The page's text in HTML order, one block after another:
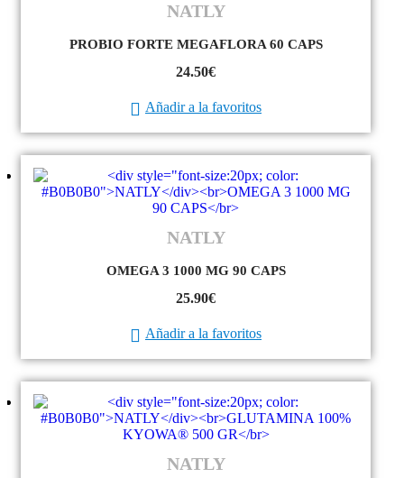
NATLY
PROBIO FORTE MEGAFLORA 60 CAPS
24.50€
Añadir a la favoritos
NATLY
OMEGA 3 1000 MG 90 CAPS
25.90€
Añadir a la favoritos
NATLY